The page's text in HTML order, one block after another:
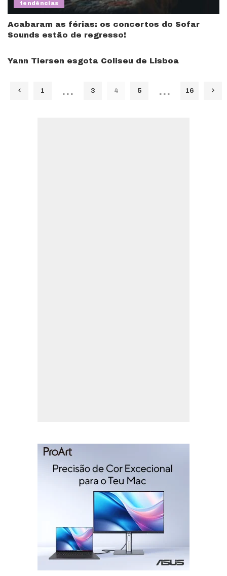
tendências
Acabaram as férias: os concertos do Sofar
Sounds estão de regresso!
Yann Tiersen esgota Coliseu de Lisboa
1 … 3 4 5 … 16